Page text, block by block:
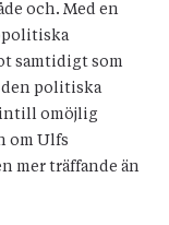
och. Med en
samtidigt som
den politiska
omöjlig
om Ulfs
mer träffande än